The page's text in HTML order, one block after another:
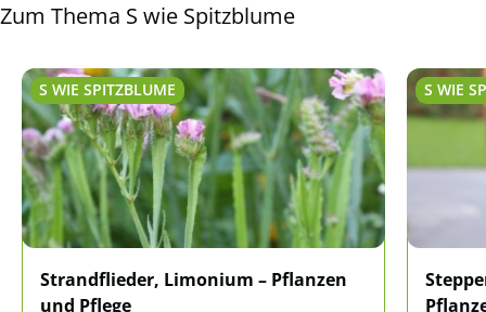
Zum Thema S wie Spitzblume
S WIE SPITZBLUME
Strandflieder, Limonium – Pflanzen
und Pflege
S WIE